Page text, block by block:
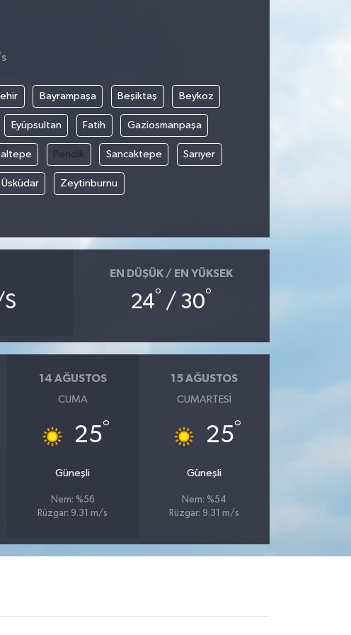
Bayrampaşa Beşiktaş Beykoz
Eyüpsultan Fatih Gaziosmanpaşa
Pendik Sancaktepe Sarıyer
Üsküdar Zeytinburnu
EN DÜŞÜK / EN YÜKSEK
24° / 30°
14 AĞUSTOS
CUMA
25°
Güneşli
Nem: %56
Rüzgar: 9.31 m/s
15 AĞUSTOS
CUMARTESI
25°
Güneşli
Nem: %54
Rüzgar: 9.31 m/s